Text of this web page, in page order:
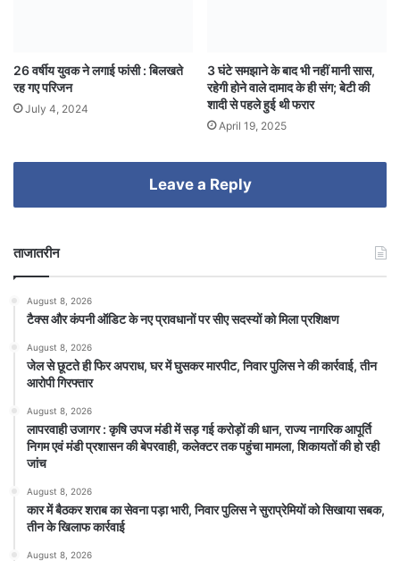
26 वर्षीय युवक ने लगाई फांसी : बिलखते
रह गए परिजन
July 4, 2024
3 घंटे समझाने के बाद भी नहीं मानी सास,
रहेगी होने वाले दामाद के ही संग; बेटी की
शादी से पहले हुई थी फरार
April 19, 2025
Leave a Reply
ताजातरीन
August 8, 2026
टैक्स और कंपनी ऑडिट के नए प्रावधानों पर सीए सदस्यों को मिला प्रशिक्षण
August 8, 2026
जेल से छूटते ही फिर अपराध, घर में घुसकर मारपीट, निवार पुलिस ने की कार्रवाई, तीन
आरोपी गिरफ्तार
August 8, 2026
लापरवाही उजागर : कृषि उपज मंडी में सड़ गई करोड़ों की धान, राज्य नागरिक आपूर्ति
निगम एवं मंडी प्रशासन की बेपरवाही, कलेक्टर तक पहुंचा मामला, शिकायतों की हो रही
जांच
August 8, 2026
कार में बैठकर शराब का सेवना पड़ा भारी, निवार पुलिस ने सुराप्रेमियों को सिखाया सबक,
तीन के खिलाफ कार्रवाई
August 8, 2026